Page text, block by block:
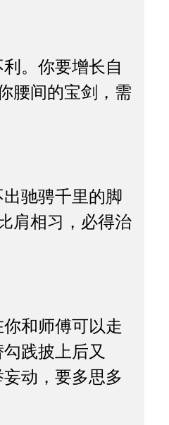
。你要增长自
腰间的宝剑，需
驰骋千里的脚
肩相习，必得治
和师傅可以走
践披上后又
动，要多思多